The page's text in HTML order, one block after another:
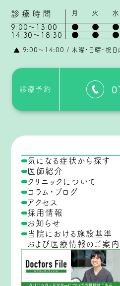
診療 時間 月 火 水
9:00〜13:00 ● ● ●
14:30〜18:30
● ● ●
▲ 9:00〜14:00 / 木曜・日曜・祝日
診療予約
医師紹介
アクセス
クリニックについて
採用情報
コラム・ブログ
お知らせ
当院における施設基準
および医療情報のご案内
気になる症状から探す